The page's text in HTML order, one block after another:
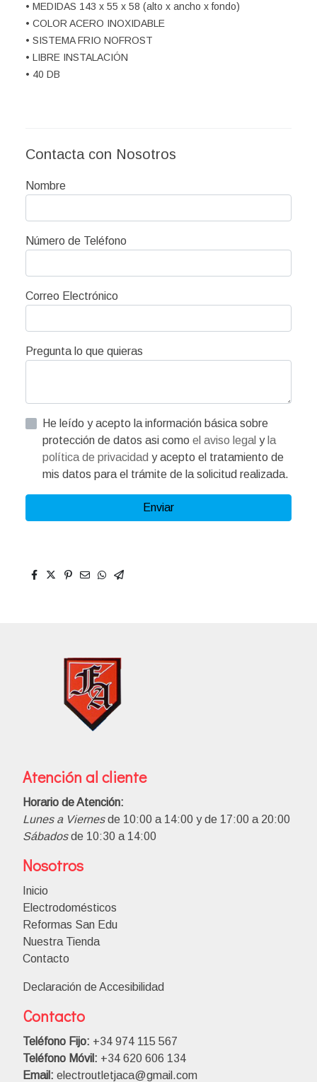
• MEDIDAS 143 x 55 x 58 (alto x ancho x fondo)
• COLOR ACERO INOXIDABLE
• SISTEMA FRIO NOFROST
• LIBRE INSTALACIÓN
• 40 DB
Contacta con Nosotros
Nombre
Número de Teléfono
Correo Electrónico
Pregunta lo que quieras
He leído y acepto la información básica sobre
protección de datos asi como el aviso legal y la
política de privacidad y acepto el tratamiento de
mis datos para el trámite de la solicitud realizada.
Enviar
Atención al cliente
Horario de Atención:
Lunes a Viernesde 10:00 a 14:00 y de 17:00 a 20:00
Sábadosde 10:30 a 14:00
Nosotros
Inicio
Electrodomésticos
Reformas San Edu
Nuestra Tienda
Contacto
Declaración de Accesibilidad
Contacto
Teléfono Fijo: +34 974 115 567
Teléfono Móvil: +34 620 606 134
Email: electroutletjaca@gmail.com